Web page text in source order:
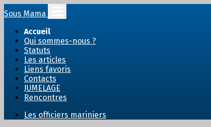
Sous Mama
Accueil
Qui sommes-nous ?
Statuts
Les articles
Liens favoris
Contacts
JUMELAGE
Rencontres
Les officiers mariniers